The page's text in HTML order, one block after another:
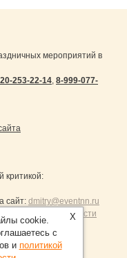
мероприятий в
253-22-14, 8-999-077-
критикой:
сайт: dmitry@eventnn.ru
конфиденциальности
X
cookie.
с
и политикой